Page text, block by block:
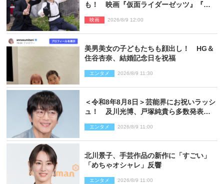
も！ 映画『仮面ライダーゼッツ』『超
ショット到着
映画 2026/8/9 12:00
美男美女の子どもたちも顔出し！ HG＆
住谷杏奈、結婚記念日を祝福
エンタメ 2026/8/9 11:30
＜令和8年8月8日＞芸能界にお祝いラッシ
ュ！ 及川光博、戸塚純貴ら多数発表結
エンタメ 2026/8/9 11:00
北川景子、手芸作品の新作に「すごい」
「めちゃオシャレ」反響
エンタメ 2026/8/9 11:00